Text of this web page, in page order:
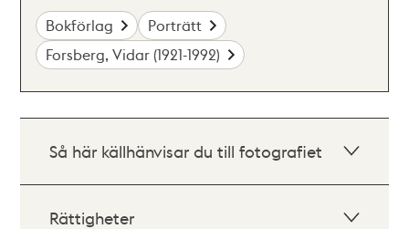
Bokförlag
Porträtt
Forsberg, Vidar (1921-1992)
Så här källhänvisar du till fotografiet
Rättigheter